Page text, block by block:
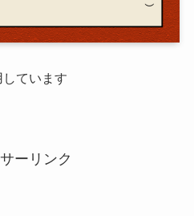
ています
ーリンク